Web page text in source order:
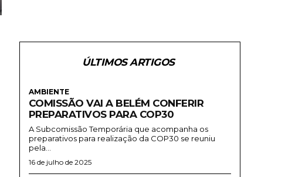
ÚLTIMOS ARTIGOS
AMBIENTE
COMISSÃO VAI A BELÉM CONFERIR
PREPARATIVOS PARA COP30
A Subcomissão Temporária que acompanha os
preparativos para realização da COP30 se reuniu
pela...
16 de julho de 2025